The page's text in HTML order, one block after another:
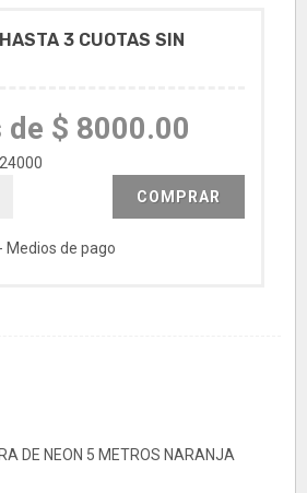
3 CUOTAS SIN
de $ 8000.00
COMPRAR
DE NEON 5 METROS NARANJA